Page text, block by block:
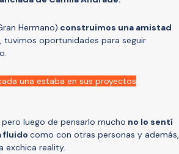
Hermano) construimos una amistad
tuvimos oportunidades para seguir
una estaba en sus proyectos
luego de pensarlo mucho no lo sentí
fluido como con otras personas y además,
exchica reality.